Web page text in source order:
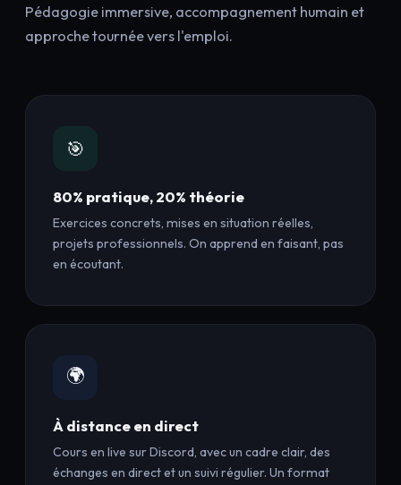
Pédagogie immersive, accompagnement humain et
approche tournée vers l'emploi.
🎯
80% pratique, 20% théorie
Exercices concrets, mises en situation réelles,
projets professionnels. On apprend en faisant, pas
en écoutant.
🌍
À distance en direct
Cours en live sur Discord, avec un cadre clair, des
échanges en direct et un suivi régulier. Un format